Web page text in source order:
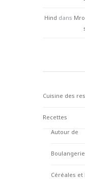
Hind dans
Cuisine des
Recettes
Autour de
Boulangerie
Céréales et